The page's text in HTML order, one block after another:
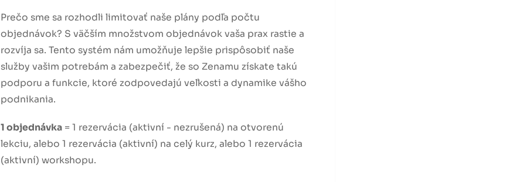
Prečo sme sa rozhodli limitovať naše plány podľa počtu
objednávok? S väčším množstvom objednávok vaša prax rastie a
rozvíja sa. Tento systém nám umožňuje lepšie prispôsobiť naše
služby vašim potrebám a zabezpečiť, že so Zenamu získate takú
podporu a funkcie, ktoré zodpovedajú veľkosti a dynamike vášho
podnikania.
1 objednávka = 1 rezervácia (aktivní - nezrušená) na otvorenú
lekciu, alebo 1 rezervácia (aktivní) na celý kurz, alebo 1 rezervácia
(aktivní) workshopu.